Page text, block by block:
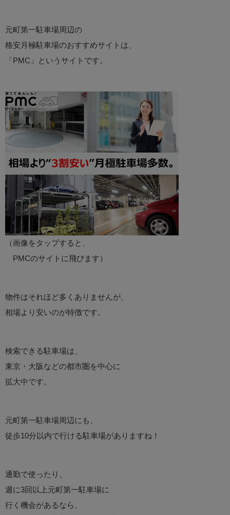
元町第一駐車場周辺の
格安月極駐車場のおすすめサイトは、
「PMC」というサイトです。
（画像をタップすると、
PMCのサイトに飛びます）
物件はそれほど多くありませんが、
相場より安いのが特徴です。
検索できる駐車場は、
東京・大阪などの都市圏を中心に
拡大中です。
元町第一駐車場周辺にも、
徒歩10分以内で行ける駐車場がありますね！
通勤で使ったり、
週に3回以上元町第一駐車場に
行く機会があるなら、